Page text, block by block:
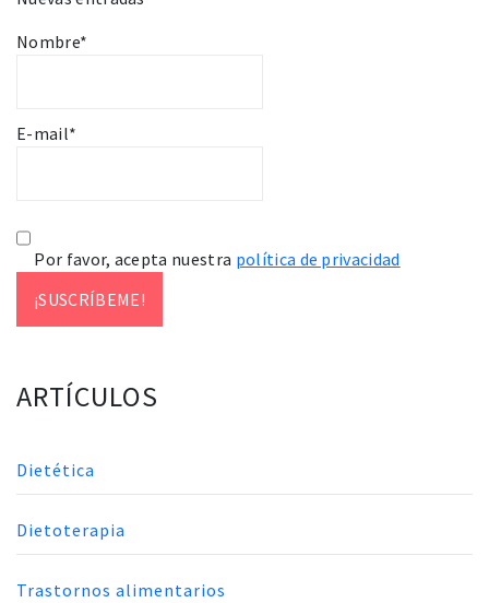
Nombre*
E-mail*
Por favor, acepta nuestra política de privacidad
ARTÍCULOS
Dietética
Dietoterapia
Trastornos alimentarios